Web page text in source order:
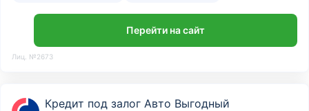
Перейти на сайт
Лиц. №2673
Кредит под залог Авто Выгодный